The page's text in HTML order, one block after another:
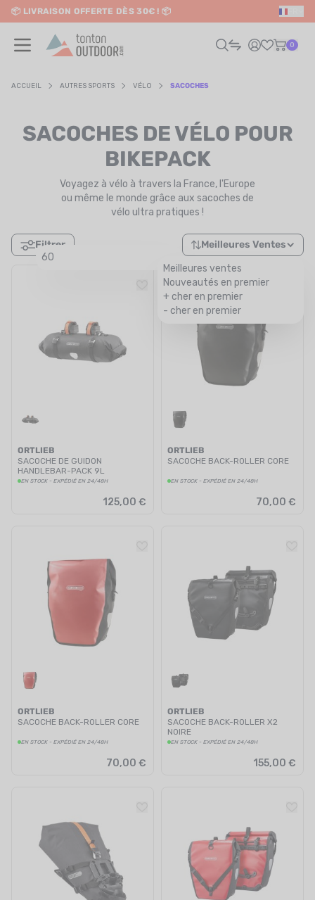
content
📦 LIVRAISON OFFERTE DÈS 30€ ! 📦
✨ RETRAIT EN MAGASIN GRATUIT
0
/ NATATION
CARTE CADEAU
MON PANIER
MES FAVORIS
LE BLOG DES TONTONS
ACCUEIL AUTRES SPORTS VÉLO SACOCHES
SACOCHES DE VÉLO POUR
BIKEPACK
Voyagez à vélo à travers la France, l'Europe
ou même le monde grâce aux sacoches de
vélo ultra pratiques !
Filtrer
60
Meilleures Ventes
Meilleures ventes
Nouveautés en premier
+ cher en premier
- cher en premier
ORTLIEB
SACOCHE DE GUIDON
HANDLEBAR-PACK 9L
EN STOCK - EXPÉDIÉ EN 24/48H
125,00 €
ORTLIEB
SACOCHE BACK-ROLLER CORE
EN STOCK - EXPÉDIÉ EN 24/48H
70,00 €
ORTLIEB
SACOCHE BACK-ROLLER CORE
EN STOCK - EXPÉDIÉ EN 24/48H
70,00 €
ORTLIEB
SACOCHE BACK-ROLLER X2
NOIRE
EN STOCK - EXPÉDIÉ EN 24/48H
155,00 €